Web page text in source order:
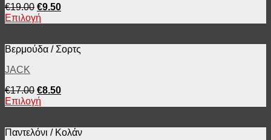
€19.00 €9.50
Επιλογή
Βερμούδα / Σορτς
JACK
€17.00 €8.50
Επιλογή
Παντελόνι / Κολάν